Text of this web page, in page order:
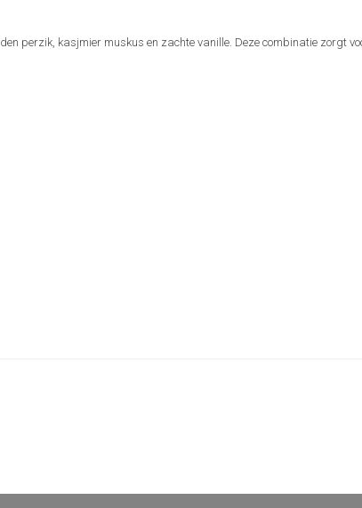
perzik, kasjmier muskus en zachte vanille. Deze combinatie zorgt